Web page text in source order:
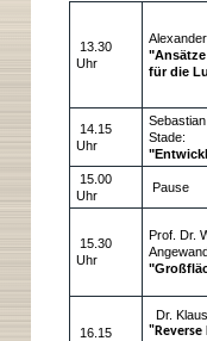
13.30
Uhr
für die
14.15
Uhr
Stade:
15.00
Uhr
Pause
15.30
Uhr
Prof. Dr.
16.15
Dr.
"Reverse